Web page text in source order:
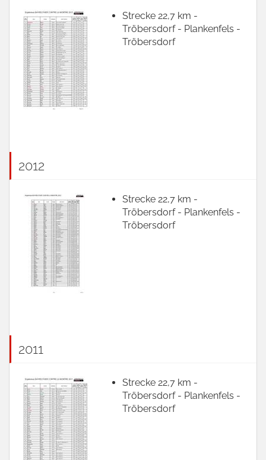
Strecke 22,7 km -
Tröbersdorf - Plankenfels -
Tröbersdorf
2012
Strecke 22,7 km -
Tröbersdorf - Plankenfels -
Tröbersdorf
2011
Strecke 22,7 km -
Tröbersdorf - Plankenfels -
Tröbersdorf